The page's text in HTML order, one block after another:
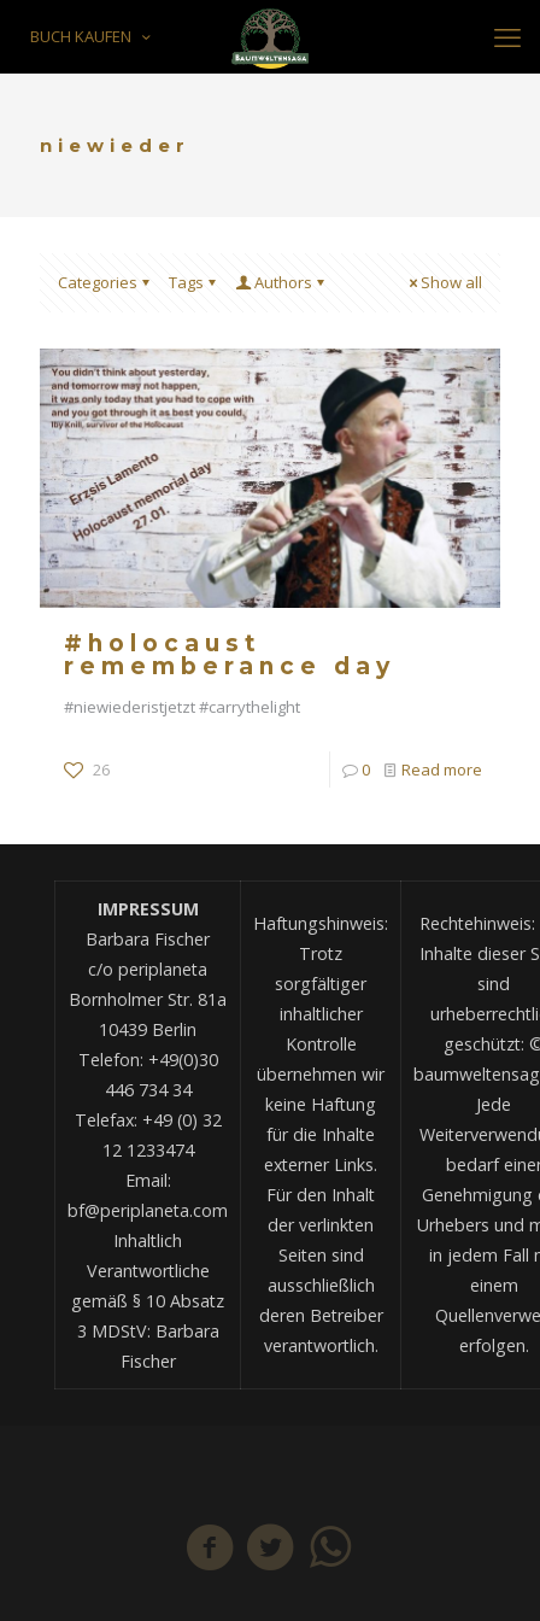
BUCH KAUFEN
niewieder
Categories Tags Authors Show all
#holocaust
rememberance day
#niewiederistjetzt #carrythelight
26 0 Read more
IMPRESSUM
Barbara Fischer
c/o periplaneta
Bornholmer Str. 81a
10439 Berlin
Telefon: +49(0)30
446 734 34
Telefax: +49 (0) 32
12 1233474
Email:
bf@periplaneta.com
Inhaltlich
Verantwortliche
gemäß § 10 Absatz
3 MDStV: Barbara
Fischer
Haftungshinweis:
Trotz
sorgfältiger
inhaltlicher
Kontrolle
übernehmen wir
keine Haftung
für die Inhalte
externer Links.
Für den Inhalt
der verlinkten
Seiten sind
ausschließlich
deren Betreiber
verantwortlich.
Rechtehinweis:
Inhalte dieser
sind
geschützt:
Jede
bedarf
Genehmigung
Urhebers und
in jedem Fall
einem
erfolgen.